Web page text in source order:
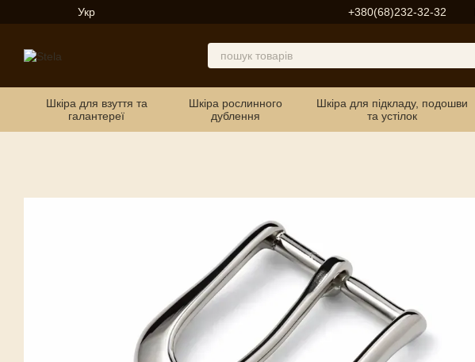
Перейти до основного контенту
Укр +380(68)232-32-32
Шкіра для взуття та
галантереї
Шкіра рослинного
дублення
Шкіра для підкладу, подошви
та устілок